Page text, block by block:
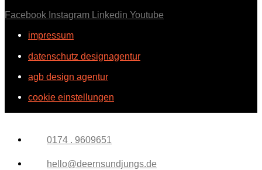
Facebook Instagram Linkedin Youtube
impressum
datenschutz designagentur
agb design agentur
cookie einstellungen
0174 . 9609651
hello@deernsundjungs.de